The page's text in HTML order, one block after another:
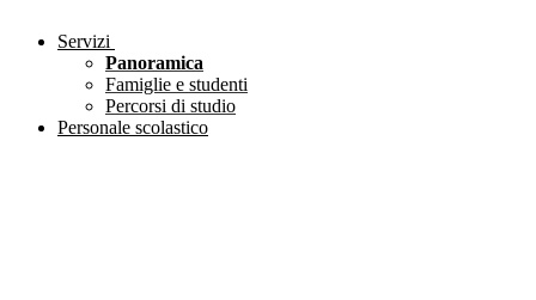
Servizi
Panoramica
Famiglie e studenti
Percorsi di studio
Personale scolastico